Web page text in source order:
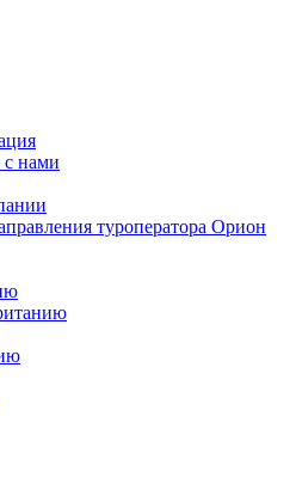
с нами
туроператора Орион